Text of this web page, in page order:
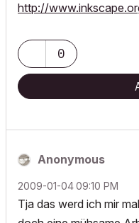
http://
0
Anonymous
‎2009-01-0409:10 PM
Tja das werd ich mir